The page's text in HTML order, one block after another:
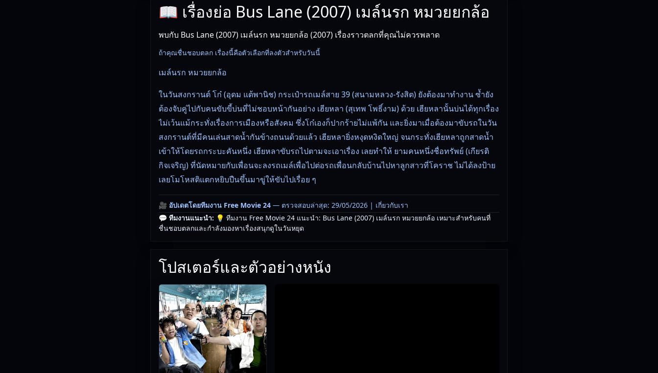
📖 เรื่องย่อ Bus Lane (2007) เมล์นรก หมวยยกล้อ
พบกับ Bus Lane (2007) เมล์นรก หมวยยกล้อ (2007) เรื่องราวตลกที่คุณไม่ควรพลาด
ถ้าคุณชื่นชอบตลก เรื่องนี้คือตัวเลือกที่ลงตัวสำหรับวันนี้
เมล์นรก หมวยยกล้อ
ในวันสงกรานต์ โก๋ (อุดม แต้พานิช) กระเป๋ารถเมล์สาย 39 (สนามหลวง-รังสิต) ยังต้องมาทำงาน ซ้ำยัง
ต้องจับคู่ไปกับคนขับขี้บ่นที่ไม่ชอบหน้ากันอย่าง เฮียหลา (สุเทพ โพธิ์งาม) ด้วย เฮียหลานั้นบ่นได้ทุกเรื่อง
ไม่เว้นแม้กระทั่งเรื่องการเมืองหรือสังคม ซึ่งโก๋เองก็ปากร้ายไม่แพ้กัน และยิ่งมาเมื่อต้องมาขับรถในวัน
สงกรานต์ที่มีคนเล่นสาดน้ำกันข้างถนนด้วยแล้ว เฮียหลายิ่งหงุดหงิดใหญ่ จนกระทั่งเฮียหลาถูกสาดน้ำ
เข้าให้โดยรถกระบะคันหนึ่ง เฮียหลาขับรถไปตามจะเอาเรื่อง เลยทำให้ ยามคนหนึ่งชื่อทรัพย์ (เกียรติ
กิจเจริญ) ที่นัดหมายกับเพื่อนจะลงรถเมล์เพื่อไปต่อรถเพื่อนกลับบ้านไปหาลูกสาวที่โคราช ไม่ได้ลงป้าย
เลยโมโหสติแตกหยิบปืนขึ้นมาขู่ให้ขับไปเรื่อย ๆ
🎥 อัปเดตโดยทีมงาน Free Movie 24— ตรวจสอบล่าสุด: 29/05/2026 | เกี่ยวกับเรา
💬 ทีมงานแนะนำ: 💡 ทีมงาน Free Movie 24 แนะนำ: Bus Lane (2007) เมล์นรก หมวยยกล้อ เหมาะสำหรับคนที่
ชื่นชอบตลกและกำลังมองหาเรื่องสนุกดูในวันหยุด
โปสเตอร์และตัวอย่างหนัง